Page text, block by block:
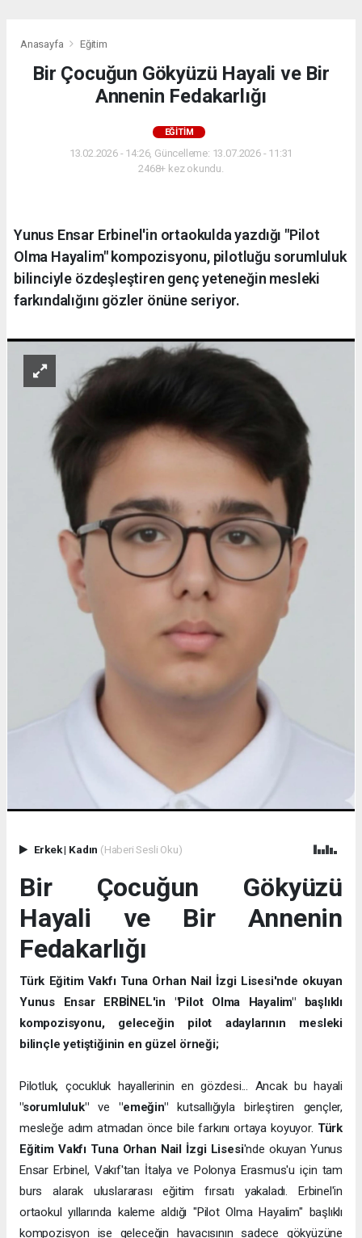
Anasayfa Eğitim
Bir Çocuğun Gökyüzü Hayali ve Bir
Annenin Fedakarlığı
EĞITIM
13.02.2026 - 14:26, Güncelleme: 13.07.2026 - 11:31
2468+ kez okundu.
Yunus Ensar Erbinel'in ortaokulda yazdığı "Pilot
Olma Hayalim" kompozisyonu, pilotluğu sorumluluk
bilinciyle özdeşleştiren genç yeteneğin mesleki
farkındalığını gözler önüne seriyor.
Erkek| Kadın (Haberi Sesli Oku)
Bir Çocuğun Gökyüzü
Hayali ve Bir Annenin
Fedakarlığı
Türk Eğitim Vakfı Tuna Orhan Nail İzgi Lisesi'nde okuyan
Yunus Ensar ERBİNEL'in "Pilot Olma Hayalim" başlıklı
kompozisyonu, geleceğin pilot adaylarının mesleki
bilinçle yetiştiğinin en güzel örneği;
Pilotluk, çocukluk hayallerinin en gözdesi... Ancak bu hayali
"sorumluluk"ve"emeğin"kutsallığıyla birleştiren gençler,
mesleğe adım atmadan önce bile farkını ortaya koyuyor. Türk
Eğitim Vakfı Tuna Orhan Nail İzgi Lisesi'nde okuyan Yunus
Ensar Erbinel, Vakıf'tan İtalya ve Polonya Erasmus'u için tam
burs alarak uluslararası eğitim fırsatı yakaladı. Erbinel'in
ortaokul yıllarında kaleme aldığı "Pilot Olma Hayalim" başlıklı
kompozisyon ise geleceğin havacısının sadece gökyüzüne